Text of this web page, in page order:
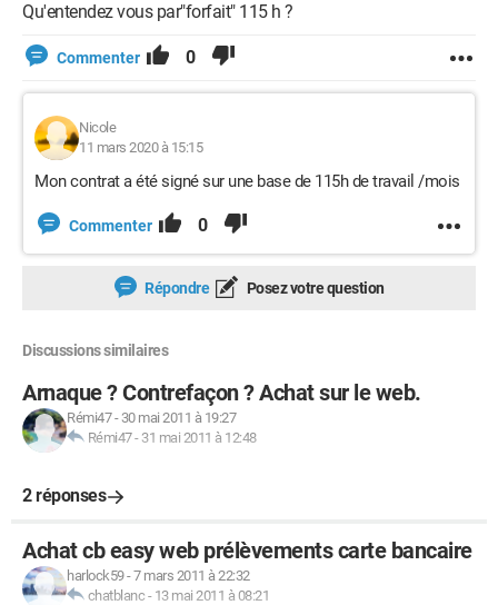
Qu'entendez vous par"forfait" 115 h ?
Commenter 0
Nicole
11 mars 2020 à 15:15
Mon contrat a été signé sur une base de 115h de travail /mois
Commenter 0
Répondre Posez votre question
Discussions similaires
Arnaque ? Contrefaçon ? Achat sur le web.
Rémi47- 30 mai 2011 à 19:27
Rémi47- 31 mai 2011 à 12:48
2 réponses
Achat cb easy web prélèvements carte bancaire
harlock59-7 mars 2011 à 22:32
chatblanc - 13 mai 2011 à 08:21